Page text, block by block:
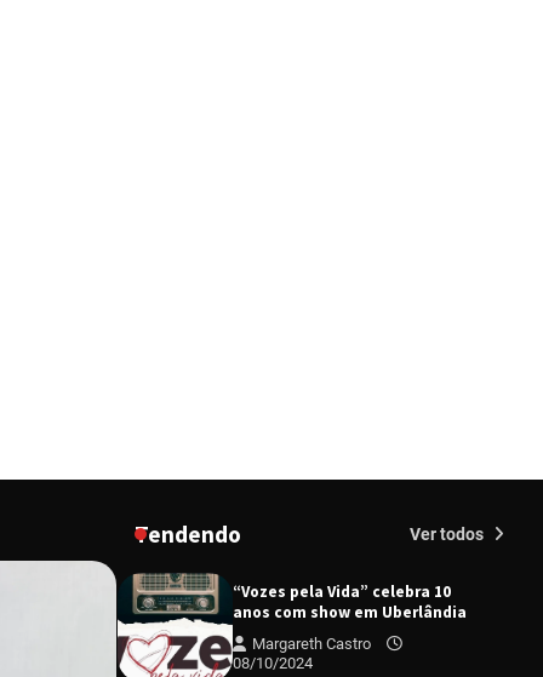
Tendendo Ver todos
“Experiência Rio” no dia 17 de
“Vozes pela Vida” celebra 10
anos com show em Uberlândia
Margareth Castro
08/10/2024